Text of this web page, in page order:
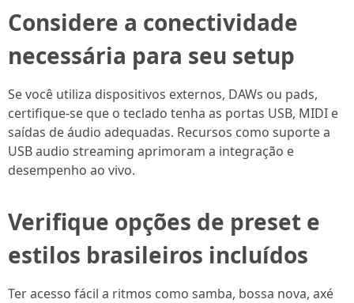
Considere a conectividade
necessária para seu setup
Se você utiliza dispositivos externos, DAWs ou pads,
certifique-se que o teclado tenha as portas USB, MIDI e
saídas de áudio adequadas. Recursos como suporte a
USB audio streaming aprimoram a integração e
desempenho ao vivo.
Verifique opções de preset e
estilos brasileiros incluídos
Ter acesso fácil a ritmos como samba, bossa nova, axé